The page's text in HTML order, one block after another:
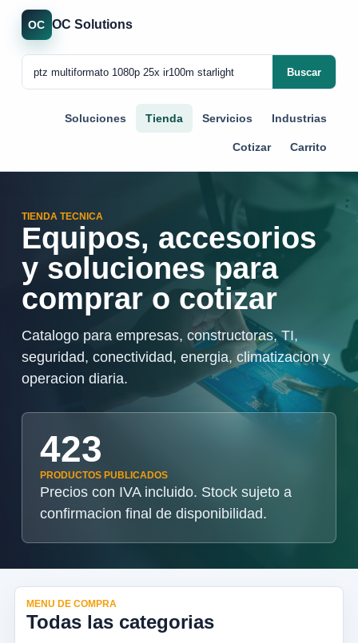
OC OC Solutions
Buscar
Soluciones Tienda Servicios Industrias
Cotizar Carrito
TIENDA TECNICA
Equipos, accesorios
y soluciones para
comprar o cotizar
Catalogo para empresas, constructoras, TI,
seguridad, conectividad, energia, climatizacion y
operacion diaria.
423
PRODUCTOS PUBLICADOS
Precios con IVA incluido. Stock sujeto a
confirmacion final de disponibilidad.
MENU DE COMPRA
Todas las categorias